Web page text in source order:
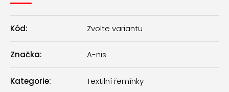
Kód: Zvolte variantu
Značka: A-nis
Kategorie: Textilní řemínky